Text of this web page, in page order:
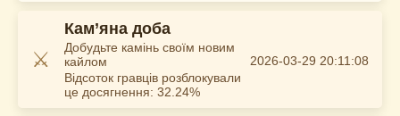
⚔️
Кам’яна доба
Добудьте камінь своїм новим
кайлом
Відсоток гравців розблокували
це досягнення: 32.24%
2026-03-29 20:11:08